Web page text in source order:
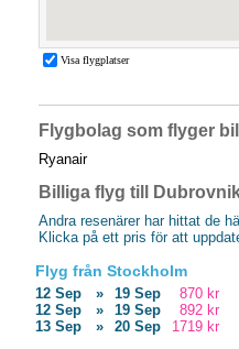
Flygbolag som flyger
Ryanair
Billiga flyg till
Andra resenärer har hittat de
Klicka på ett pris för att
Flyg från Stockholm
12 Sep » 19 Sep
870 kr
12 Sep
» 19 Sep
892 kr
13 Sep
» 20 Sep 1719 kr